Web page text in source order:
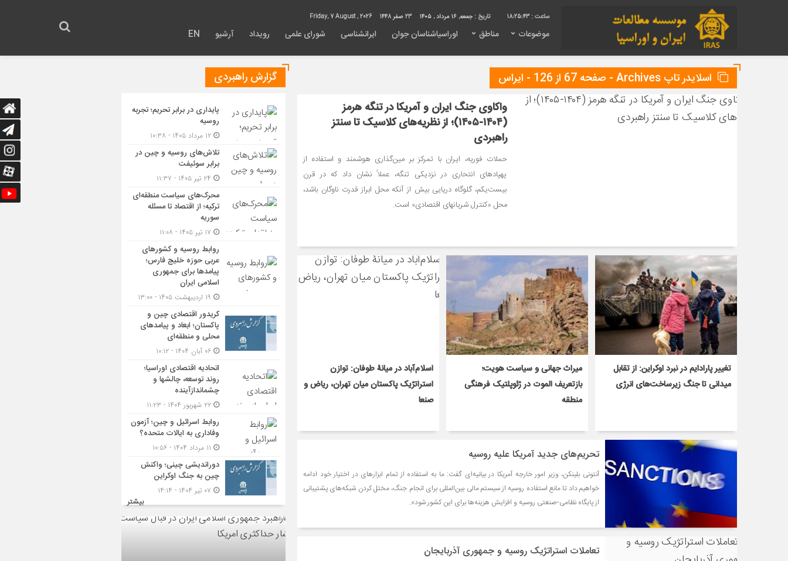
18:25:44 تاریخ : جمعه, ۱۶ مرداد , ۱۴۰۵ 23 صفر 1448
موضوعات مناطق اوراسیاشناسان جوان ایرانشناسی شورای علمی رویداد آرشیو EN
اسلایدر تاپ Archives - صفحه 67 از 126 - ایراس
واکاوی جنگ ایران و آمریکا در تنگه هرمز
(۱۴۰۴-۱۴۰۵)؛ از نظریه‌های کلاسیک تا سنتز
راهبردی
حملات فوریه، ایران با تمرکز بر مین‌گذاری هوشمند و استفاده از
پهپادهای انتحاری در نزدیکی تنگه، عملاً نشان داد که در قرن
بیست‌یکم، گلوگاه دریایی بیش از آنکه محل ابراز قدرت ناوگان باشد،
محل «کنترل شریانهای اقتصادی» است.
تغییر پارادایم در نبرد اوکراین: از تقابل
میدانی تا جنگ زیرساخت‌های انرژی
میراث جهانی و سیاست هویت؛
بازتعریف الموت در ژئوپلتیک فرهنگی
منطقه
اسلام‌آباد در میانۀ طوفان: توازن
استراتژیک پاکستان میان تهران، ریاض و
صنعا
تحریم‌های جدید آمریکا علیه روسیه
آنتونی بلینکن، وزیر امور خارجه آمریکا در بیانیه‌ای گفت: ما به استفاده از تمام ابزارهای در اختیار خود ادامه
خواهیم داد تا مانع استفاده روسیه از سیستم مالی بین‌المللی برای انجام جنگ، مختل کردن شبکه‌های پشتیبانی
از پایگاه نظامی-صنعتی روسیه و افزایش هزینه‌ها برای این کشور شود».
تعاملات استراتژیک روسیه و جمهوری آذربایجان
گزارش راهبردی
پایداری در برابر تحریم؛ تجربه
روسیه
تلاش‌های روسیه و چین در
برابر سوئیفت
محرک‌های سیاست منطقه‌‎ای
ترکیه؛ از اقتصاد تا مسئله
سوریه
روابط روسیه و کشورهای
عربی حوزه خلیج فارس؛
پیامدها برای جمهوری
اسلامی ایران
کریدور اقتصادی چین و
پاکستان؛ ابعاد و پیامدهای
محلی و منطقه‌ای
اتحادیه اقتصادی اوراسیا؛
روند توسعه، چالشها و
چشماندازآینده
روابط اسرائیل و چین؛ آزمون
وفاداری به ایالات متحده؟
دوراندیشی چینی؛ واکنش
چین به جنگ اوکراین
بیشتر